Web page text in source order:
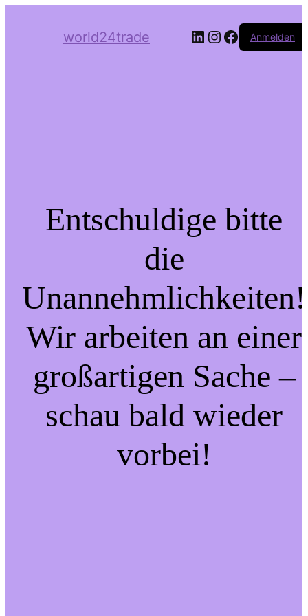
world24trade LinkedIn
Instagram
Facebook
Anmelden
Entschuldige bitte
die
Unannehmlichkeiten!
Wir arbeiten an einer
großartigen Sache –
schau bald wieder
vorbei!